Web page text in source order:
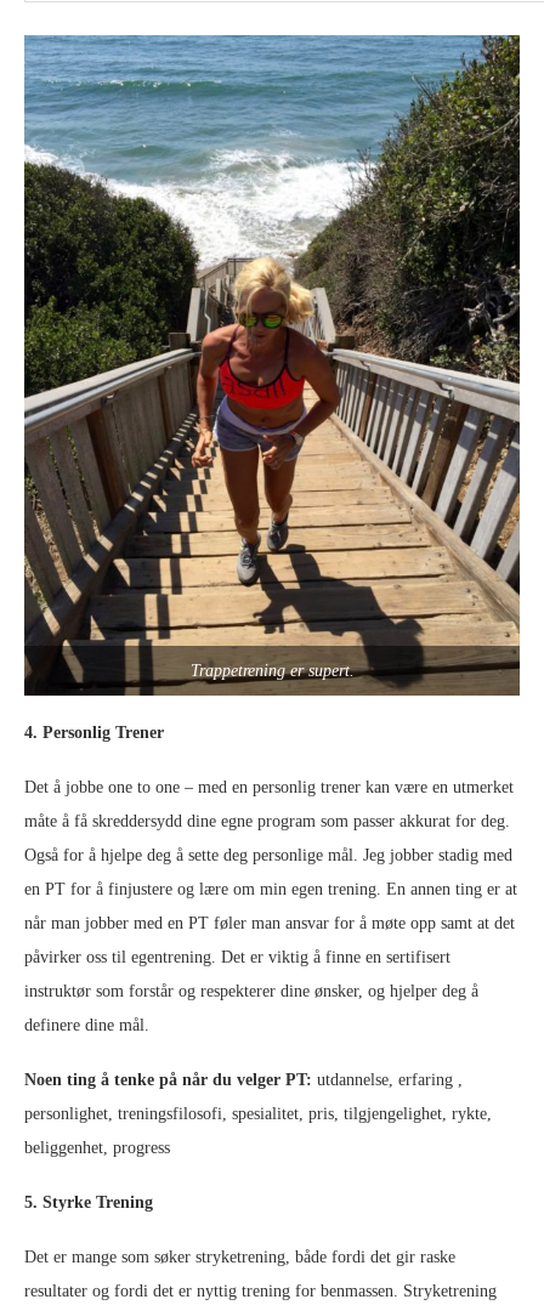
Trappetrening er supert.
4. Personlig Trener
Det å jobbe one to one – med en personlig trener kan være en utmerket
måte å få skreddersydd dine egne program som passer akkurat for deg.
Også for å hjelpe deg å sette deg personlige mål. Jeg jobber stadig med
en PT for å finjustere og lære om min egen trening. En annen ting er at
når man jobber med en PT føler man ansvar for å møte opp samt at det
påvirker oss til egentrening. Det er viktig å finne en sertifisert
instruktør som forstår og respekterer dine ønsker, og hjelper deg å
definere dine mål.
Noen ting å tenke på når du velger PT: utdannelse, erfaring ,
personlighet, treningsfilosofi, spesialitet, pris, tilgjengelighet, rykte,
beliggenhet, progress
5. Styrke Trening
Det er mange som søker stryketrening, både fordi det gir raske
resultater og fordi det er nyttig trening for benmassen. Stryketrening